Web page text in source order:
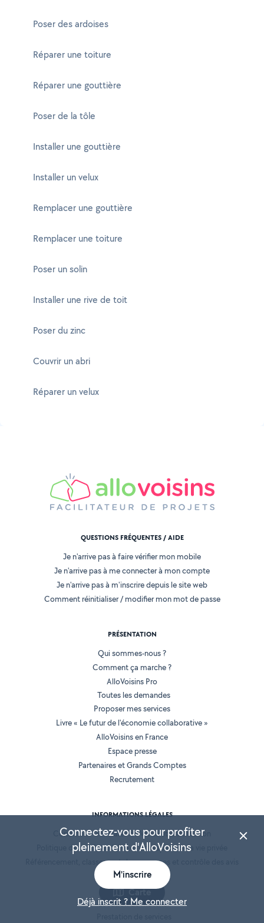
Poser des ardoises
Réparer une toiture
Réparer une gouttière
Poser de la tôle
Installer une gouttière
Installer un velux
Remplacer une gouttière
Remplacer une toiture
Poser un solin
Installer une rive de toit
Poser du zinc
Couvrir un abri
Réparer un velux
Carte
QUESTIONS FRÉQUENTES / AIDE
Je n'arrive pas à faire vérifier mon mobile
Je n'arrive pas à me connecter à mon compte
Je n'arrive pas à m'inscrire depuis le site web
Comment réinitialiser / modifier mon mot de passe
PRÉSENTATION
Qui sommes-nous ?
Comment ça marche ?
AlloVoisins Pro
Toutes les demandes
Proposer mes services
Livre « Le futur de l'économie collaborative »
AlloVoisins en France
Espace presse
Partenaires et Grands Comptes
Recrutement
INFORMATIONS LÉGALES
Conditions Générales de Vente et d'Utilisation
Politique de confidentialité et de respect de la vie privée
Référencement, classement des annonces et contrôle des avis
Mentions légales
Cookies
Location de matériel
Connectez-vous pour profiter
pleinement d'AlloVoisins
M'inscrire
Déjà inscrit ? Me connecter